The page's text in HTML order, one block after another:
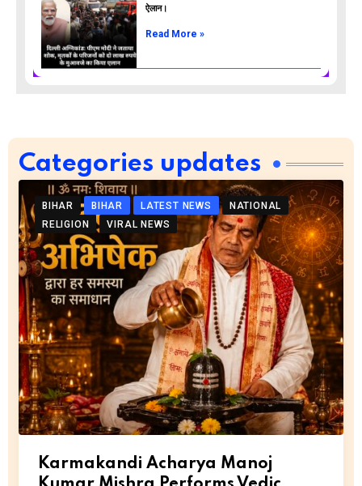
ऐलान।
Read More »
Categories updates
BIHAR BIHAR LATEST NEWS
NATIONAL
RELIGION
VIRAL NEWS
Karmakandi Acharya Manoj